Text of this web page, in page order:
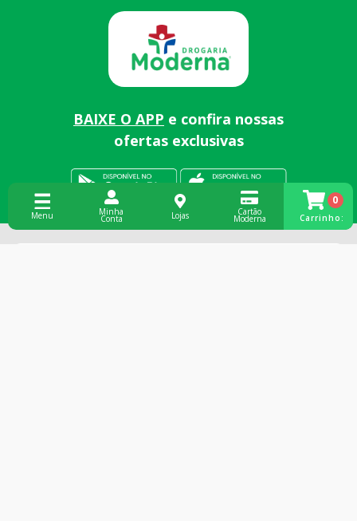
Minha
Conta Lojas Cartão
Moderna
0
Carrinho:
BAIXE O APP e confira nossas
ofertas exclusivas